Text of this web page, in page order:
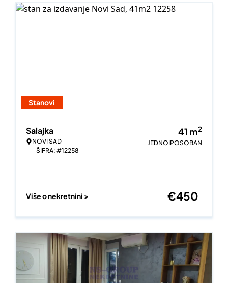
Stanovi
Salajka
NOVI SAD
ŠIFRA: #12258
41 m2
JEDNOIPOSOBAN
Više o nekretnini > €450